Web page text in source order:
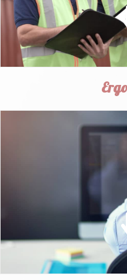
EN
Intégrer des
EN